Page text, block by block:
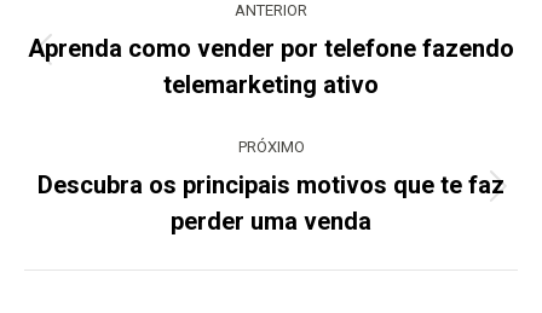
post:
ANTERIOR
Post
anterior:
Aprenda como vender por telefone fazendo
telemarketing ativo
PRÓXIMO
post:
Descubra os principais motivos que te faz
perder uma venda